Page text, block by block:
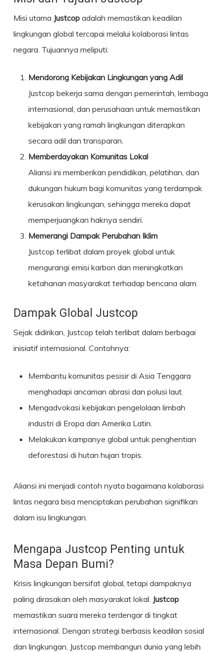
Misi utama Justcopadalah memastikan keadilan
lingkungan global tercapai melalui kolaborasi lintas
negara. Tujuannya meliputi:
Mendorong Kebijakan Lingkungan yang Adil
Justcop bekerja sama dengan pemerintah, lembaga
internasional, dan perusahaan untuk memastikan
kebijakan yang ramah lingkungan diterapkan
secara adil dan transparan.
Memberdayakan Komunitas Lokal
Aliansi ini memberikan pendidikan, pelatihan, dan
dukungan hukum bagi komunitas yang terdampak
kerusakan lingkungan, sehingga mereka dapat
memperjuangkan haknya sendiri.
Memerangi Dampak Perubahan Iklim
Justcop terlibat dalam proyek global untuk
mengurangi emisi karbon dan meningkatkan
ketahanan masyarakat terhadap bencana alam.
Dampak Global Justcop
Sejak didirikan, Justcop telah terlibat dalam berbagai
inisiatif internasional. Contohnya:
Membantu komunitas pesisir di Asia Tenggara
menghadapi ancaman abrasi dan polusi laut.
Mengadvokasi kebijakan pengelolaan limbah
industri di Eropa dan Amerika Latin.
Melakukan kampanye global untuk penghentian
deforestasi di hutan hujan tropis.
Aliansi ini menjadi contoh nyata bagaimana kolaborasi
lintas negara bisa menciptakan perubahan signifikan
dalam isu lingkungan.
Mengapa Justcop Penting untuk
Masa Depan Bumi?
Krisis lingkungan bersifat global, tetapi dampaknya
paling dirasakan oleh masyarakat lokal. Justcop
memastikan suara mereka terdengar di tingkat
internasional. Dengan strategi berbasis keadilan sosial
dan lingkungan, Justcop membangun dunia yang lebih